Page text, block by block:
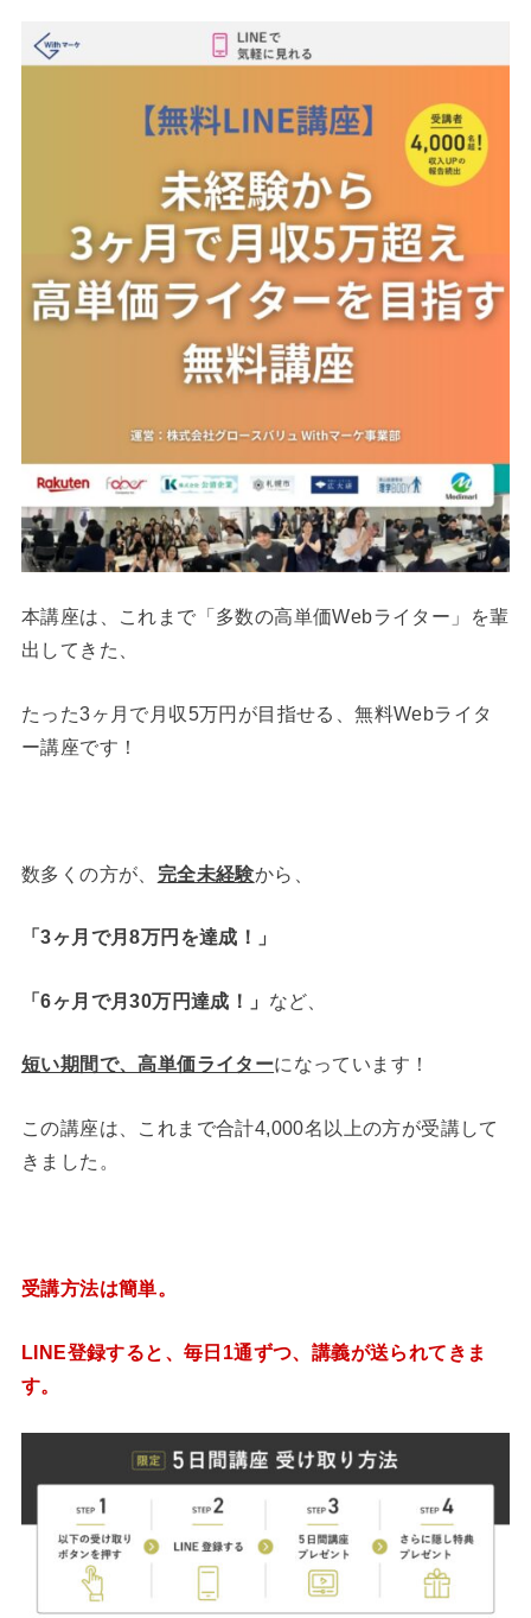
本講座は、これまで「多数の高単価Webライター」を輩
出してきた、
たった3ヶ月で月収5万円が目指せる、無料Webライタ
ー講座です！
数多くの方が、 完全未経験から、
「3ヶ月で月8万円を達成！」
「6ヶ月で月30万円達成！」 など、
短い期間で、高単価ライターになっています！
この講座は、これまで合計4,000名以上の方が受講して
きました。
受講方法は簡単。
LINE登録すると、毎日1通ずつ、講義が送られてきま
す。